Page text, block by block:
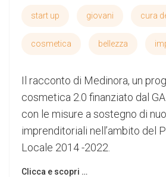
start up giovani cura
cosmetica bellezza
Il racconto di Medinora, un
cosmetica 2.0 finanziato dal
con le misure a sostegno di
imprenditoriali nell’ambito del
Locale 2014 -2022.
Clicca e scopri …